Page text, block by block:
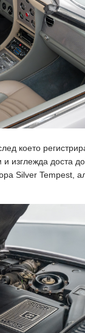
което
и изглежда доста
Silver Tempest,